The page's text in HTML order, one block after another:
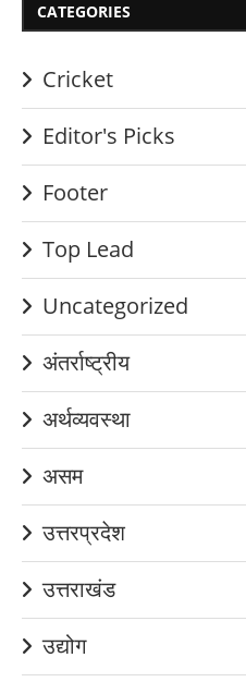
CATEGORIES
Cricket
Editor's Picks
Footer
Top Lead
Uncategorized
अंतर्राष्ट्रीय
अर्थव्यवस्था
असम
उत्तरप्रदेश
उत्तराखंड
उद्योग